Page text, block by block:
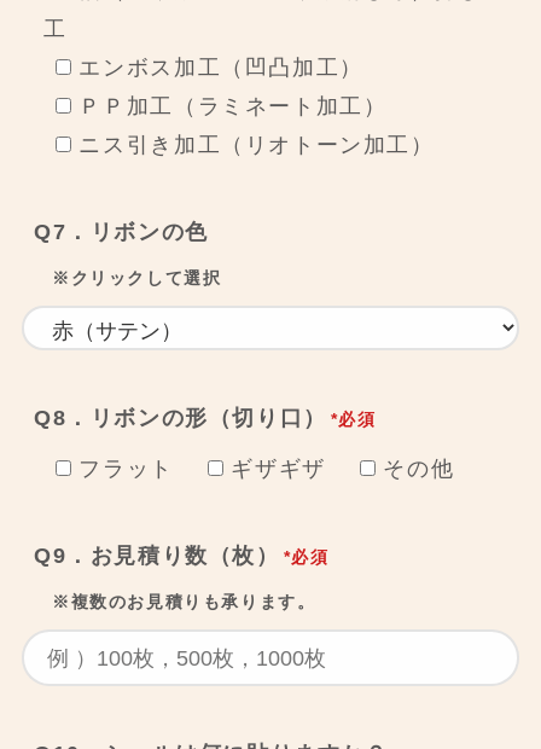
工
エンボス加工（凹凸加工）
ＰＰ加工（ラミネート加工）
ニス引き加工（リオトーン加工）
Q7．リボンの色
※クリックして選択
Q8．リボンの形（切り口） *必須
フラット ギザギザ その他
Q9．お見積り数（枚） *必須
※複数のお見積りも承ります。